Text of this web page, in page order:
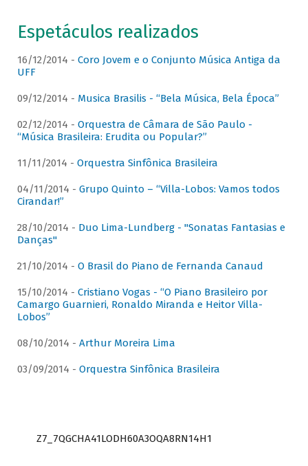
Espetáculos realizados
16/12/2014 - Coro Jovem e o Conjunto Música Antiga da
UFF
09/12/2014 - Musica Brasilis - “Bela Música, Bela Época”
02/12/2014 - Orquestra de Câmara de São Paulo -
“Música Brasileira: Erudita ou Popular?”
11/11/2014 - Orquestra Sinfônica Brasileira
04/11/2014 - Grupo Quinto – “Villa-Lobos: Vamos todos
Cirandar!”
28/10/2014 - Duo Lima-Lundberg - "Sonatas Fantasias e
Danças"
21/10/2014 - O Brasil do Piano de Fernanda Canaud
15/10/2014 - Cristiano Vogas - “O Piano Brasileiro por
Camargo Guarnieri, Ronaldo Miranda e Heitor Villa-
Lobos”
08/10/2014 - Arthur Moreira Lima
03/09/2014 - Orquestra Sinfônica Brasileira
Z7_7QGCHA41LODH60A3OQA8RN14H1